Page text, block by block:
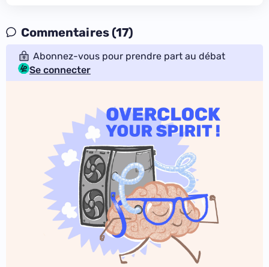
Commentaires (17)
Abonnez-vous pour prendre part au débat
Se connecter